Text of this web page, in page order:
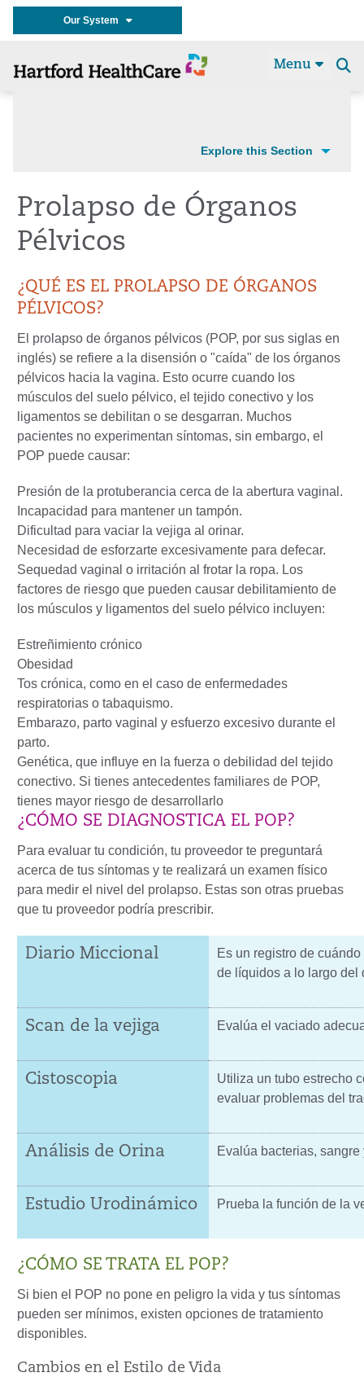
Our System
Menu
Explore this Section
Prolapso de Órganos
Pélvicos
¿QUÉ ES EL PROLAPSO DE ÓRGANOS
PÉLVICOS?
El prolapso de órganos pélvicos (POP, por sus siglas en
inglés) se refiere a la disensión o "caída" de los órganos
pélvicos hacia la vagina. Esto ocurre cuando los
músculos del suelo pélvico, el tejido conectivo y los
ligamentos se debilitan o se desgarran. Muchos
pacientes no experimentan síntomas, sin embargo, el
POP puede causar:
Presión de la protuberancia cerca de la abertura vaginal.
Incapacidad para mantener un tampón.
Dificultad para vaciar la vejiga al orinar.
Necesidad de esforzarte excesivamente para defecar.
Sequedad vaginal o irritación al frotar la ropa. Los
factores de riesgo que pueden causar debilitamiento de
los músculos y ligamentos del suelo pélvico incluyen:
Estreñimiento crónico
Obesidad
Tos crónica, como en el caso de enfermedades
respiratorias o tabaquismo.
Embarazo, parto vaginal y esfuerzo excesivo durante el
parto.
Genética, que influye en la fuerza o debilidad del tejido
conectivo. Si tienes antecedentes familiares de POP,
tienes mayor riesgo de desarrollarlo
¿CÓMO SE DIAGNOSTICA EL POP?
Para evaluar tu condición, tu proveedor te preguntará
acerca de tus síntomas y te realizará un examen físico
para medir el nivel del prolapso. Estas son otras pruebas
que tu proveedor podría prescribir.
Diario Miccional
Es un registro de
de líquidos a lo largo del
Scan de la vejiga Evalúa el vaciado
Cistoscopia
Utiliza un tubo estrecho
evaluar problemas del
Análisis de Orina Evalúa bacterias,
Estudio Urodinámico Prueba la función de la
¿CÓMO SE TRATA EL POP?
Si bien el POP no pone en peligro la vida y tus síntomas
pueden ser mínimos, existen opciones de tratamiento
disponibles.
Cambios en el Estilo de Vida